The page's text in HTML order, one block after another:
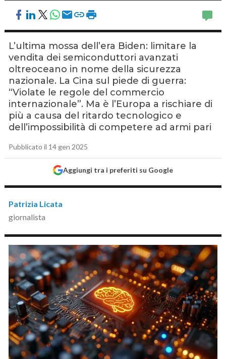
L’ultima mossa dell’era Biden: limitare la
vendita dei semiconduttori avanzati
oltreoceano in nome della sicurezza
nazionale. La Cina sul piede di guerra:
“Violate le regole del commercio
internazionale”. Ma è l’Europa a rischiare di
più a causa del ritardo tecnologico e
dell’impossibilità di competere ad armi pari
Pubblicato il 14 gen 2025
Aggiungi tra i preferiti su Google
Patrizia Licata
giornalista